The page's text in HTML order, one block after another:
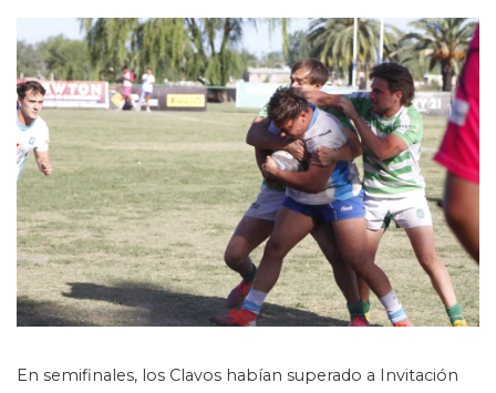
En semifinales, los Clavos habían superado a Invitación